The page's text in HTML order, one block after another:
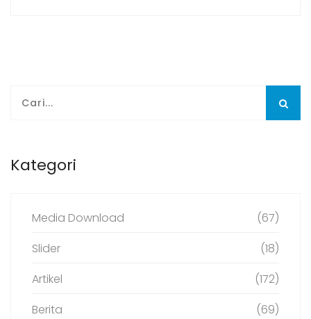
Kategori
Media Download
(67)
Slider
(18)
Artikel
(172)
Berita
(69)